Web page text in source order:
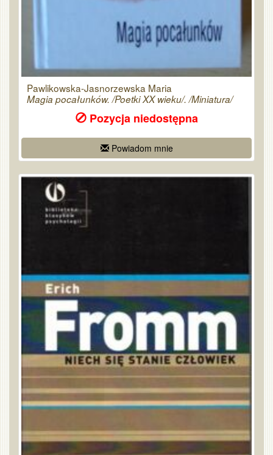
Pawlikowska-Jasnorzewska Maria
Magia pocałunków. /Poetki XX wieku/. /Miniatura/
Pozycja niedostępna
Powiadom mnie